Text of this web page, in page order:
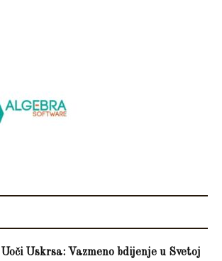
Uoči Uskrsa: Vazmeno bdijenje u Svetoj